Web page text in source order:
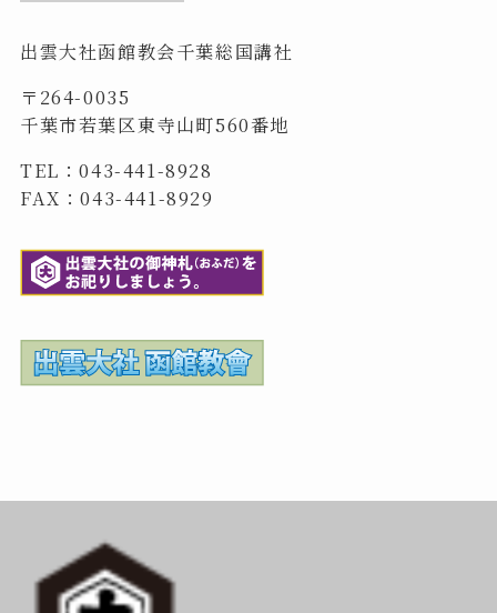
出雲大社函館教会千葉総国講社
〒264-0035
千葉市若葉区東寺山町560番地
TEL：043-441-8928
FAX：043-441-8929